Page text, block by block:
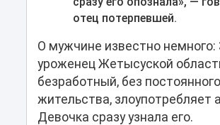
отец потерпевшей.
О мужчине известно немного:
уроженец Жетысуской
безработный, без
жительства, злоупотребляет
Девочка сразу узнала его.